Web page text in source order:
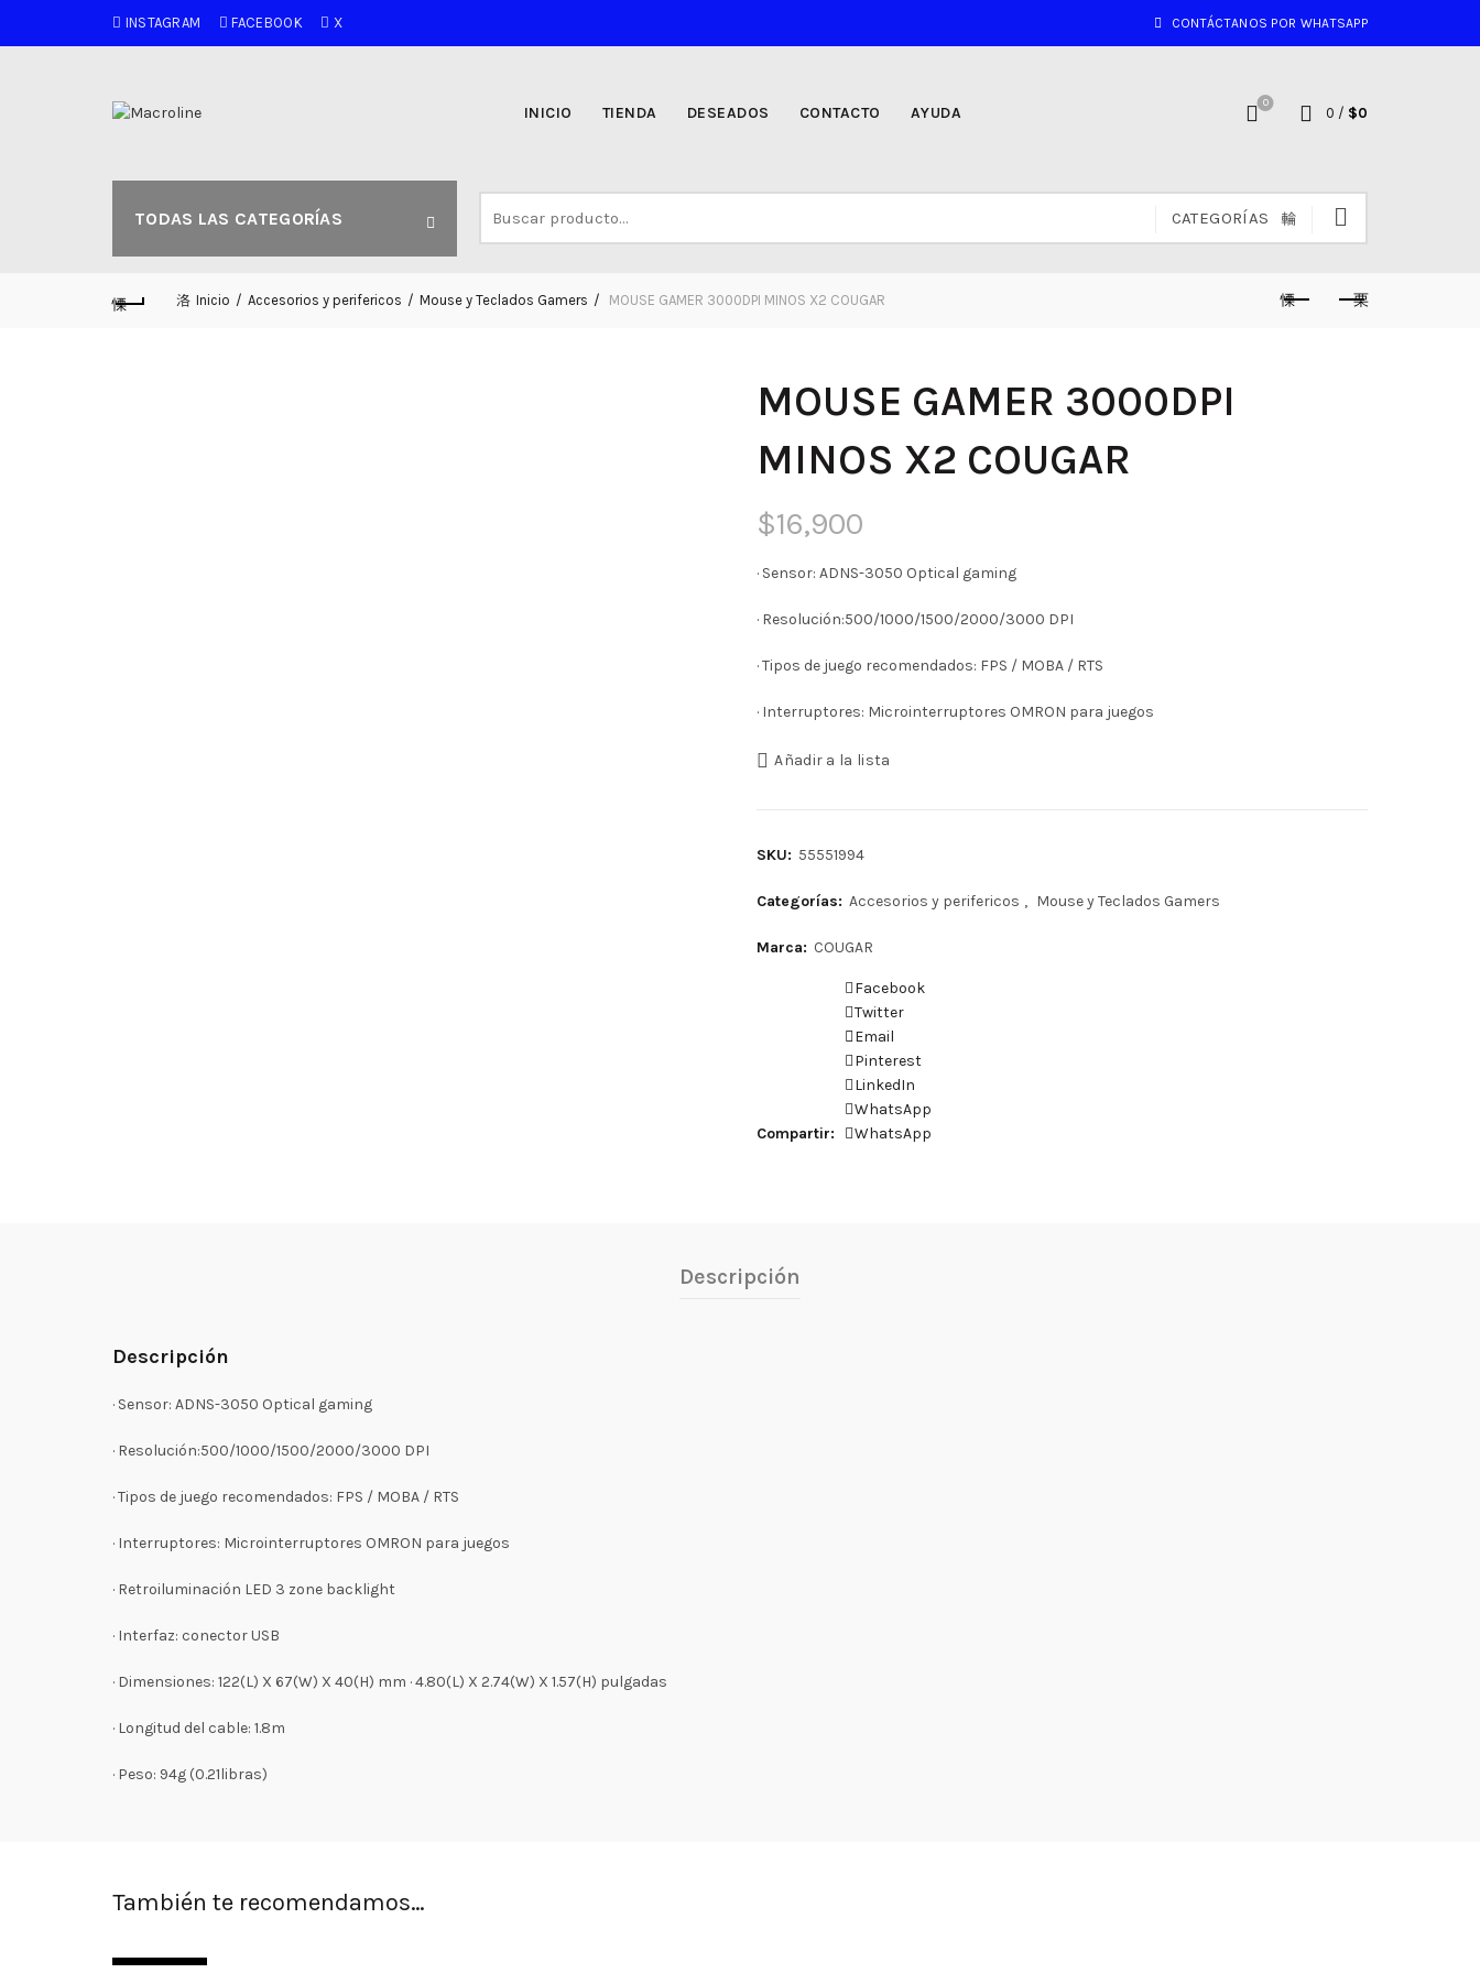
INSTAGRAM FACEBOOK X CONTÁCTANOS POR WHATSAPP
INICIO TIENDA DESEADOS CONTACTO AYUDA
0
0 / $0
TODAS LAS CATEGORÍAS
por:
CATEGORÍAS
Inicio Accesorios y perifericos Mouse y Teclados Gamers MOUSE GAMER 3000DPI MINOS X2 COUGAR
MOUSE GAMER 3000DPI
MINOS X2 COUGAR
$16,900
· Sensor: ADNS-3050 Optical gaming
· Resolución:500/1000/1500/2000/3000 DPI
· Tipos de juego recomendados: FPS / MOBA / RTS
· Interruptores: Microinterruptores OMRON para juegos
Añadir a la lista
SKU: 55551994
Categorías: Accesorios y perifericos , Mouse y Teclados Gamers
Marca: COUGAR
Compartir
Facebook
Twitter
Email
Pinterest
LinkedIn
WhatsApp
WhatsApp
Descripción
Descripción
· Sensor: ADNS-3050 Optical gaming
· Resolución:500/1000/1500/2000/3000 DPI
· Tipos de juego recomendados: FPS / MOBA / RTS
· Interruptores: Microinterruptores OMRON para juegos
· Retroiluminación LED 3 zone backlight
· Interfaz: conector USB
· Dimensiones: 122(L) X 67(W) X 40(H) mm · 4.80(L) X 2.74(W) X 1.57(H) pulgadas
· Longitud del cable: 1.8m
· Peso: 94g (0.21libras)
También te recomendamos…